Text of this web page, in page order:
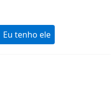
Eu tenho ele